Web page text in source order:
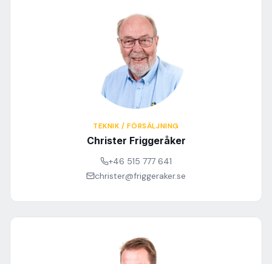
TEKNIK / FÖRSÄLJNING
Christer Friggeråker
+46 515 777 641
christer@friggeraker.se